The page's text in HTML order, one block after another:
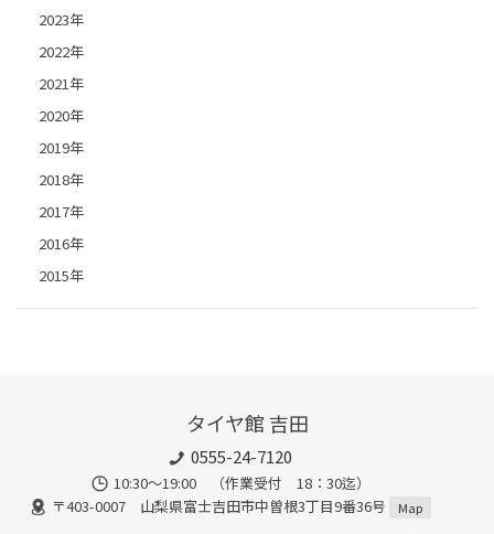
2023年
2022年
2021年
2020年
2019年
2018年
2017年
2016年
2015年
タイヤ館 吉田
0555-24-7120
10:30～19:00 （作業受付 18：30迄）
〒403-0007 山梨県富士吉田市中曽根3丁目9番36号
Map